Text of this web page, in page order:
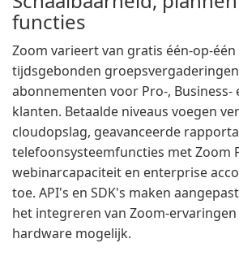
functies
Zoom varieert van gratis één-op-
tijdsgebonden
abonnementen voor Pro-, Business-
klanten. Betaalde niveaus voegen
cloudopslag, geavanceerde
telefoonsysteemfuncties met Zoom
webinarcapaciteit en enterprise
toe. API's en SDK's maken
het integreren van Zoom-ervaringen
hardware mogelijk.